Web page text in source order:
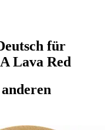
für
Lava Red